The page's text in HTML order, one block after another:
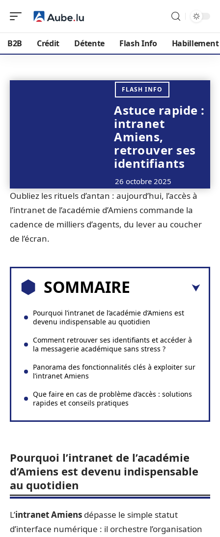
B2B Crédit Détente Flash Info Habillement
FLASH INFO
Astuce rapide :
intranet
Amiens,
retrouver ses
identifiants
26 octobre 2025
Oubliez les rituels d’antan : aujourd’hui, l’accès à
l’intranet de l’académie d’Amiens commande la
cadence de milliers d’agents, du lever au coucher
de l’écran.
SOMMAIRE
Pourquoi l’intranet de l’académie d’Amiens est
devenu indispensable au quotidien
Comment retrouver ses identifiants et accéder à
la messagerie académique sans stress ?
Panorama des fonctionnalités clés à exploiter sur
l’intranet Amiens
Que faire en cas de problème d’accès : solutions
rapides et conseils pratiques
Pourquoi l’intranet de l’académie
d’Amiens est devenu indispensable
au quotidien
L’intranet Amiens dépasse le simple statut
d’interface numérique : il orchestre l’organisation